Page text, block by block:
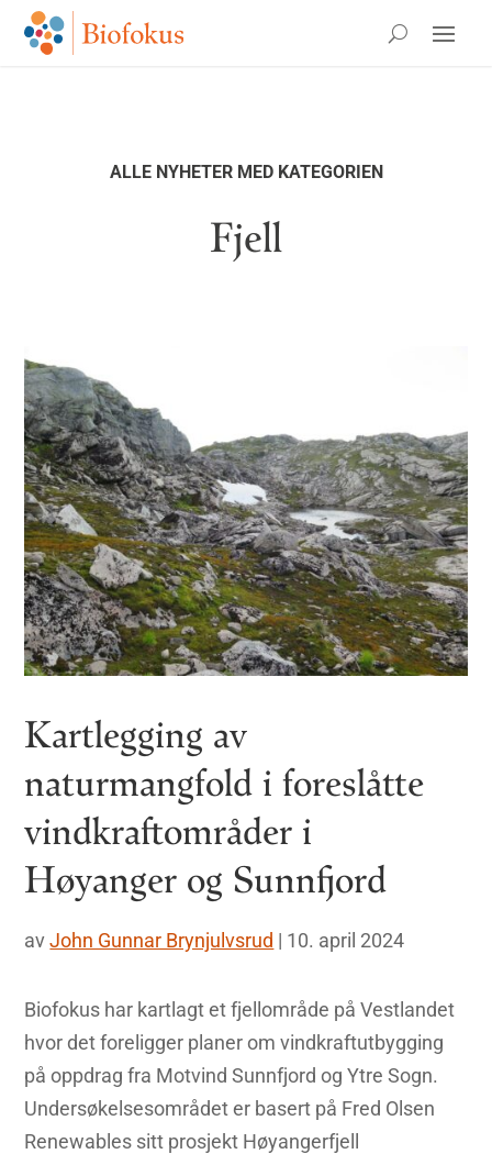
ALLE NYHETER MED KATEGORIEN
Fjell
Kartlegging av
naturmangfold i foreslåtte
vindkraftområder i
Høyanger og Sunnfjord
avJohn Gunnar Brynjulvsrud | 10. april 2024
Biofokus har kartlagt et fjellområde på Vestlandet
hvor det foreligger planer om vindkraftutbygging
på oppdrag fra Motvind Sunnfjord og Ytre Sogn.
Undersøkelsesområdet er basert på Fred Olsen
Renewables sitt prosjekt Høyangerfjell